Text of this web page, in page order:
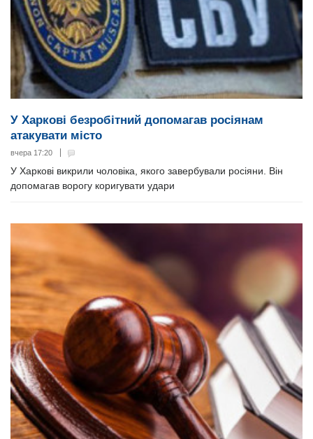
У Харкові безробітний допомагав росіянам
атакувати місто
вчера 17:20
У Харкові викрили чоловіка, якого завербували росіяни. Він
допомагав ворогу коригувати удари